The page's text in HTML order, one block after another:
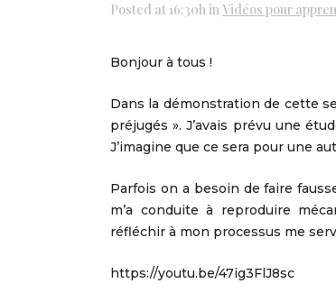
Posted at 16:30h in Vidéos pour
Bonjour à tous !
Dans la démonstration de cette
préjugés ». J’avais prévu une
J’imagine que ce sera pour une
Parfois on a besoin de faire
m’a conduite à reproduire
réfléchir à mon processus me
https://youtu.be/47ig3FlJ8sc